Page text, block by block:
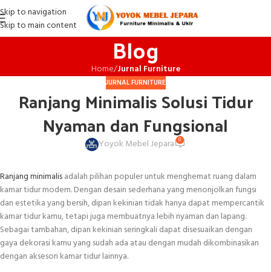
Skip to navigation
Skip to main content
Blog
Home/Jurnal Furniture
JURNAL FURNITURE
Ranjang Minimalis Solusi Tidur
Nyaman dan Fungsional
Yoyok Mebel Jepara 0
Ranjang minimalisadalah pilihan populer untuk menghemat ruang dalam
kamar tidur modern. Dengan desain sederhana yang menonjolkan fungsi
dan estetika yang bersih, dipan kekinian tidak hanya dapat mempercantik
kamar tidur kamu, tetapi juga membuatnya lebih nyaman dan lapang.
Sebagai tambahan, dipan kekinian seringkali dapat disesuaikan dengan
gaya dekorasi kamu yang sudah ada atau dengan mudah dikombinasikan
dengan aksesori kamar tidur lainnya.